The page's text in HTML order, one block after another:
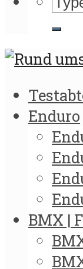
Enduro
BMX |